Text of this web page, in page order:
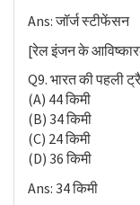
Ans: जॉर्ज स्टीफेंसन
[रेल इंजन के
Q9. भारत की पहली
(A) 44 किमी
(B) 34 किमी
(C) 24 किमी
(D) 36 किमी
Ans: 34 किमी